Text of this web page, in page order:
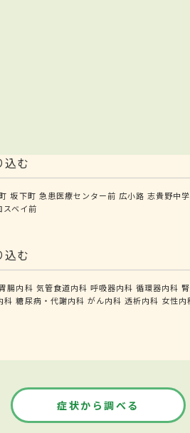
込む
坂下町 急患医療センター前 広小路 志貴野中
スベイ前
込む
胃腸内科 気管食道内科 呼吸器内科 循環器内科
科 糖尿病・代謝内科 がん内科 透析内科 女性内
症状から調べる